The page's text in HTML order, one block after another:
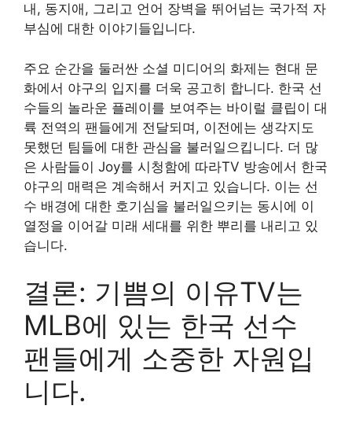
내, 동지애, 그리고 언어 장벽을 뛰어넘는 국가적 자
부심에 대한 이야기들입니다.
주요 순간을 둘러싼 소셜 미디어의 화제는 현대 문
화에서 야구의 입지를 더욱 공고히 합니다. 한국 선
수들의 놀라운 플레이를 보여주는 바이럴 클립이 대
륙 전역의 팬들에게 전달되며, 이전에는 생각지도
못했던 팀들에 대한 관심을 불러일으킵니다. 더 많
은 사람들이 Joy를 시청함에 따라TV 방송에서 한국
야구의 매력은 계속해서 커지고 있습니다. 이는 선
수 배경에 대한 호기심을 불러일으키는 동시에 이
열정을 이어갈 미래 세대를 위한 뿌리를 내리고 있
습니다.
결론: 기쁨의 이유TV는
MLB에 있는 한국 선수
팬들에게 소중한 자원입
니다.